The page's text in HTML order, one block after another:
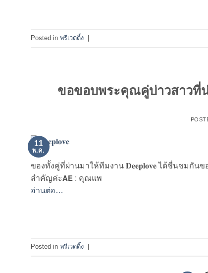
Posted in พรีเวดดิ้ง
ขอขอบพระคุณคู่บ่าวสาวที่น่
11
พ.ค.
ของทั้งคู่ที่ผ่านมาให้ทีมงาน 𝐃𝐞𝐞𝐩𝐥𝐨𝐯𝐞 ได้ชื่นชมกัน
สำคัญค่ะ𝗔𝗘 : คุณแพ
อ่านต่อ…
Posted in พรีเวดดิ้ง